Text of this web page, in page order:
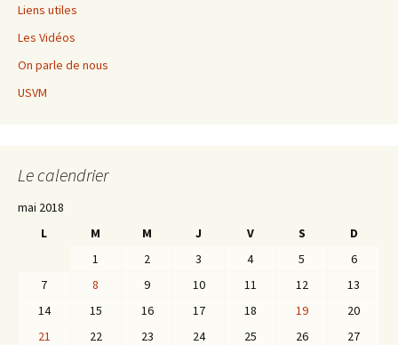
Liens utiles
Les Vidéos
On parle de nous
USVM
Le calendrier
mai 2018
L
M M J V S
D
1
2 3 4 5
6
7
8 9 10 11 12
13
14
15 16 17 18 19
20
21
22 23 24 25 26
27